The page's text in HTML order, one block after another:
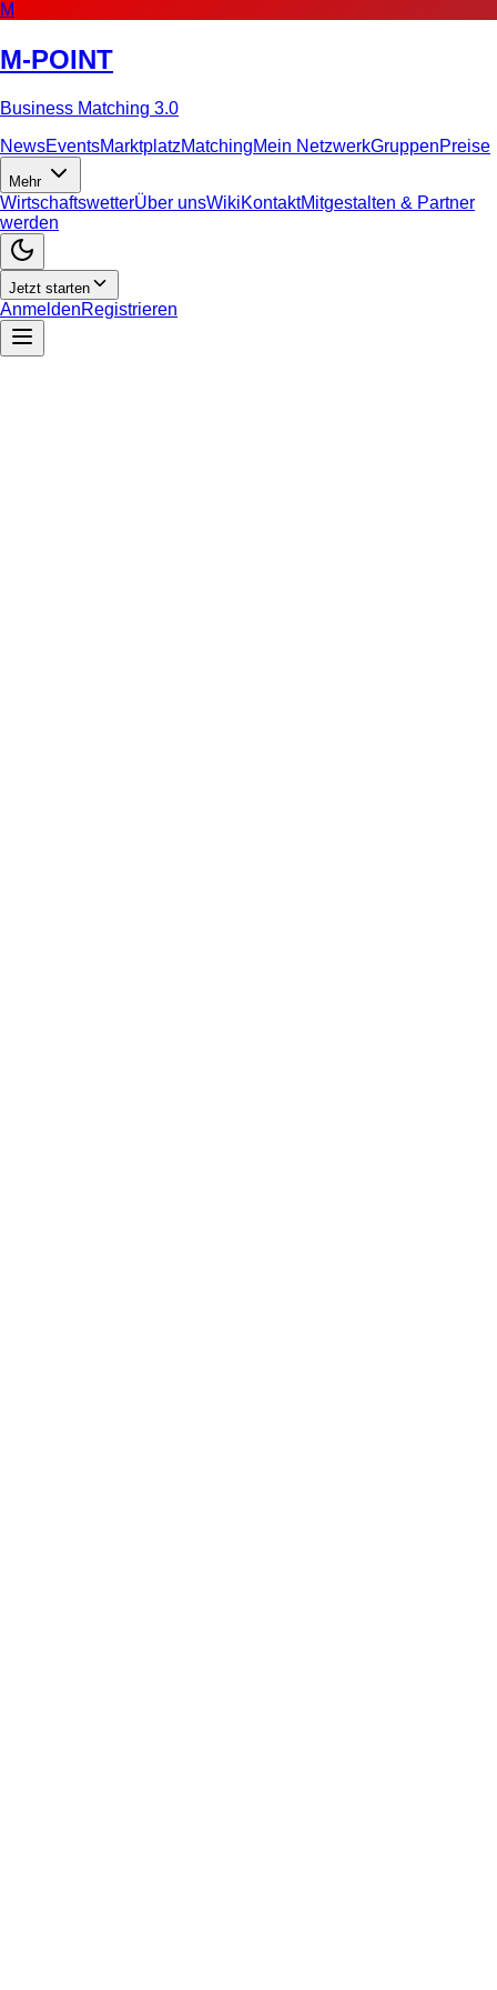
M
M-POINT
Business Matching 3.0
NewsEventsMarktplatzMatchingMein NetzwerkGruppenPreise
Mehr
WirtschaftswetterÜber unsWikiKontaktMitgestalten & Partner
werden
Jetzt starten
AnmeldenRegistrieren